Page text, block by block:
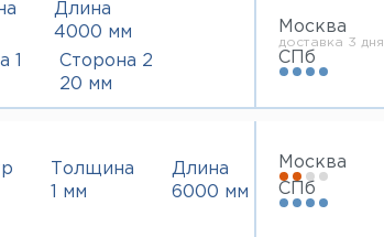
Длина
4000 мм
1
Сторона 2
20 мм
Москва
доставка 3 дня
СПб
Толщина
1 мм
Длина
6000 мм
Москва
СПб